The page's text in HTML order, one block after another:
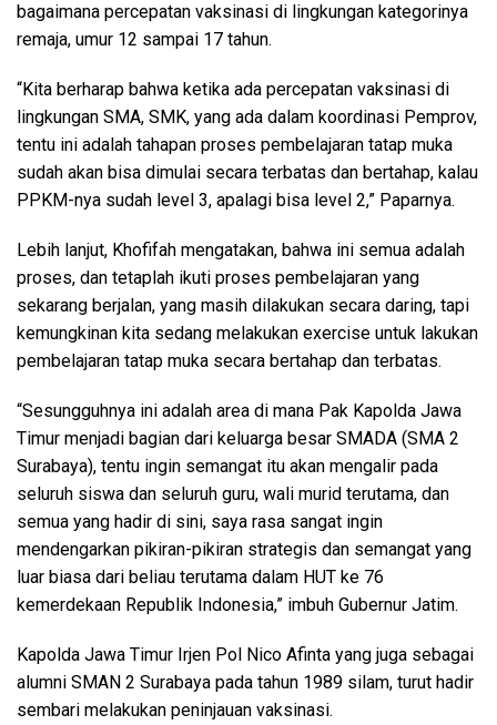
bagaimana percepatan vaksinasi di lingkungan kategorinya
remaja, umur 12 sampai 17 tahun.
“Kita berharap bahwa ketika ada percepatan vaksinasi di
lingkungan SMA, SMK, yang ada dalam koordinasi Pemprov,
tentu ini adalah tahapan proses pembelajaran tatap muka
sudah akan bisa dimulai secara terbatas dan bertahap, kalau
PPKM-nya sudah level 3, apalagi bisa level 2,” Paparnya.
Lebih lanjut, Khofifah mengatakan, bahwa ini semua adalah
proses, dan tetaplah ikuti proses pembelajaran yang
sekarang berjalan, yang masih dilakukan secara daring, tapi
kemungkinan kita sedang melakukan exercise untuk lakukan
pembelajaran tatap muka secara bertahap dan terbatas.
“Sesungguhnya ini adalah area di mana Pak Kapolda Jawa
Timur menjadi bagian dari keluarga besar SMADA (SMA 2
Surabaya), tentu ingin semangat itu akan mengalir pada
seluruh siswa dan seluruh guru, wali murid terutama, dan
semua yang hadir di sini, saya rasa sangat ingin
mendengarkan pikiran-pikiran strategis dan semangat yang
luar biasa dari beliau terutama dalam HUT ke 76
kemerdekaan Republik Indonesia,” imbuh Gubernur Jatim.
Kapolda Jawa Timur Irjen Pol Nico Afinta yang juga sebagai
alumni SMAN 2 Surabaya pada tahun 1989 silam, turut hadir
sembari melakukan peninjauan vaksinasi.